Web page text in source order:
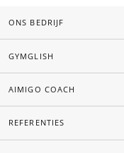
ONS BEDRIJF
GYMGLISH
AIMIGO COACH
REFERENTIES